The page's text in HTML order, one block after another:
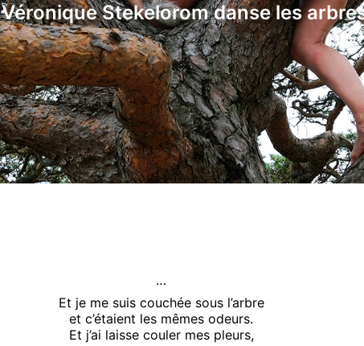
Véronique Stekelorom danse les
…
Et je me suis couchée sous l’arbre
et c’étaient les mêmes odeurs.
Et j’ai laisse couler mes pleurs,